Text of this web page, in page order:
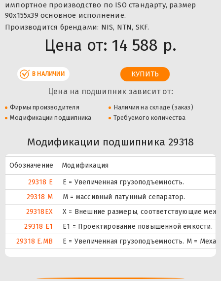
импортное производство по ISO стандарту, размер
90x155x39 основное исполнение.
Производится брендами: NIS, NTN, SKF.
Цена от: 14 588 р.
В НАЛИЧИИ
Цена на подшипник зависит от:
Фирмы производителя
Наличия на складе (заказ)
Модификации подшипника
Требуемого количества
Модификации подшипника 29318
Обозначение
Модификация
29318 E
Е = Увеличенная грузоподъемность.
29318 M
M = массивный латунный сепаратор.
29318EX
X = Внешние размеры, соответствующие
29318 E1
E1 = Проектирование повышенной емкости.
29318 E.MB
E = Увеличенная грузоподъемность. М =